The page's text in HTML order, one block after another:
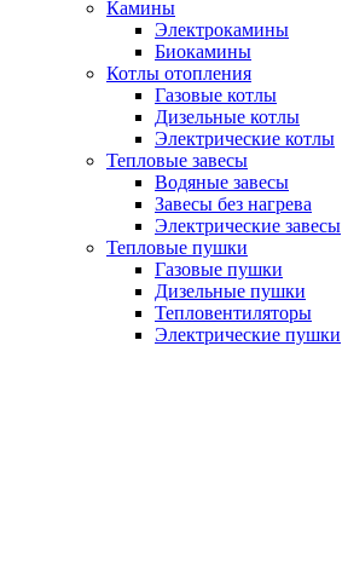
Камины
Электрокамины
Биокамины
Котлы отопления
Газовые котлы
Дизельные котлы
Электрические котлы
Тепловые завесы
Водяные завесы
Завесы без нагрева
Электрические завесы
Тепловые пушки
Газовые пушки
Дизельные пушки
Тепловентиляторы
Электрические пушки